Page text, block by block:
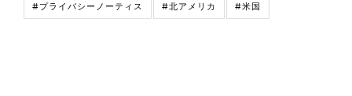
#プライバシーノーティス #北アメリカ #米国